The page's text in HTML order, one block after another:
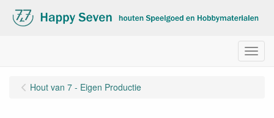
Menu
Hout van 7 - Eigen Productie